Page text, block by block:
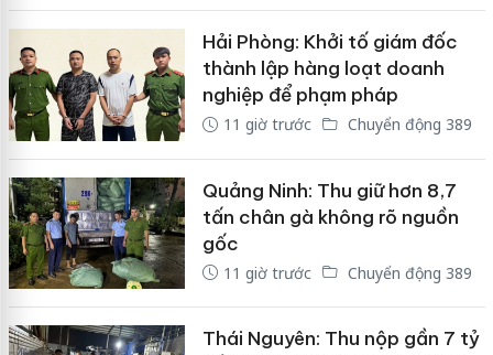
Hải Phòng: Khởi tố giám đốc
thành lập hàng loạt doanh
nghiệp để phạm pháp
11 giờ trước Chuyển động 389
Quảng Ninh: Thu giữ hơn 8,7
tấn chân gà không rõ nguồn
gốc
11 giờ trước Chuyển động 389
Thái Nguyên: Thu nộp gần 7 tỷ